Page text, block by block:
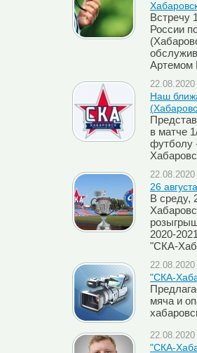
Встречу
России
Артемом
Наш
в матче
футболу
26
В среду,
2020-
"СКА-
"СКА-
мяча и
"СКА-